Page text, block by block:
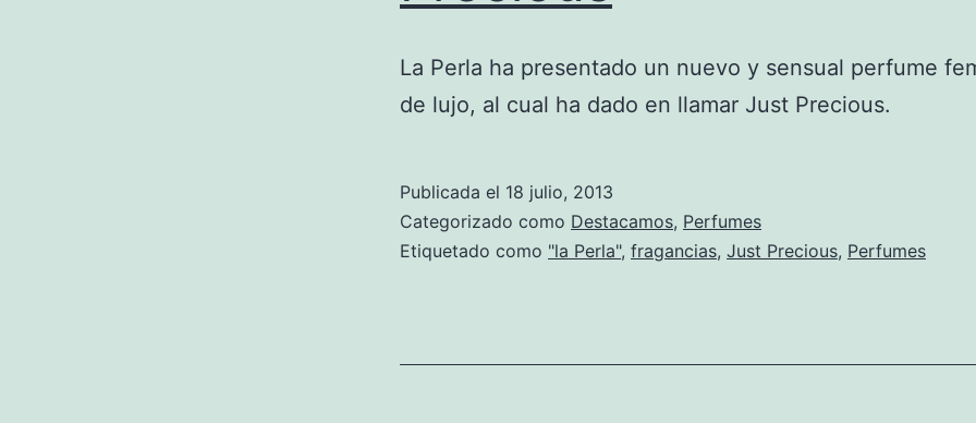
La Perla ha presentado un nuevo y sensual perfume
de lujo, al cual ha dado en llamar Just Precious.
Publicada el 18 julio, 2013
Categorizado como Destacamos, Perfumes
Etiquetado como "la Perla", fragancias, Just Precious, Perfumes